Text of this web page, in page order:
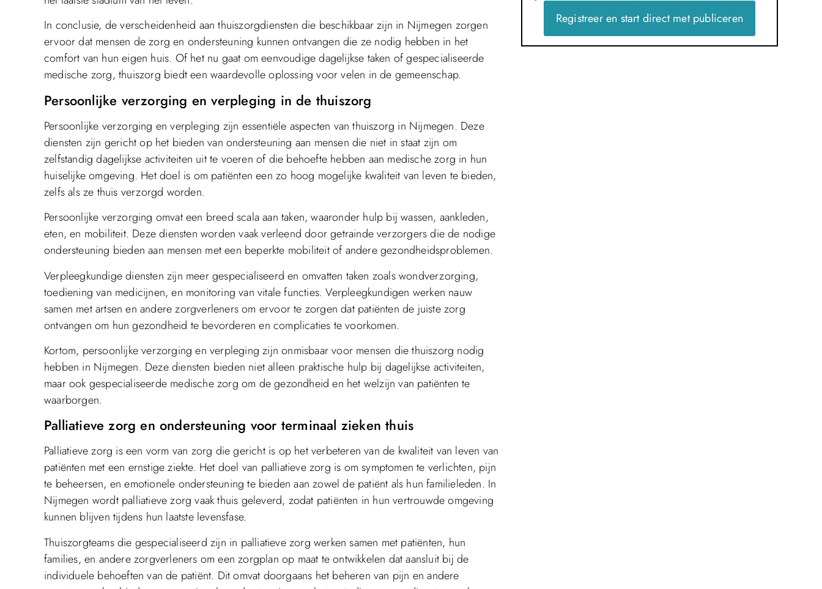
In conclusie, de verscheidenheid aan thuiszorgdiensten die beschikbaar zijn in Nijmegen zorgen
ervoor dat mensen de zorg en ondersteuning kunnen ontvangen die ze nodig hebben in het
comfort van hun eigen huis. Of het nu gaat om eenvoudige dagelijkse taken of gespecialiseerde
medische zorg, thuiszorg biedt een waardevolle oplossing voor velen in de gemeenschap.
Persoonlijke verzorging en verpleging in de thuiszorg
Persoonlijke verzorging en verpleging zijn essentiële aspecten van thuiszorg in Nijmegen. Deze
diensten zijn gericht op het bieden van ondersteuning aan mensen die niet in staat zijn om
zelfstandig dagelijkse activiteiten uit te voeren of die behoefte hebben aan medische zorg in hun
huiselijke omgeving. Het doel is om patiënten een zo hoog mogelijke kwaliteit van leven te bieden,
zelfs als ze thuis verzorgd worden.
Persoonlijke verzorging omvat een breed scala aan taken, waaronder hulp bij wassen, aankleden,
eten, en mobiliteit. Deze diensten worden vaak verleend door getrainde verzorgers die de nodige
ondersteuning bieden aan mensen met een beperkte mobiliteit of andere gezondheidsproblemen.
Verpleegkundige diensten zijn meer gespecialiseerd en omvatten taken zoals wondverzorging,
toediening van medicijnen, en monitoring van vitale functies. Verpleegkundigen werken nauw
samen met artsen en andere zorgverleners om ervoor te zorgen dat patiënten de juiste zorg
ontvangen om hun gezondheid te bevorderen en complicaties te voorkomen.
Kortom, persoonlijke verzorging en verpleging zijn onmisbaar voor mensen die thuiszorg nodig
hebben in Nijmegen. Deze diensten bieden niet alleen praktische hulp bij dagelijkse activiteiten,
maar ook gespecialiseerde medische zorg om de gezondheid en het welzijn van patiënten te
waarborgen.
Palliatieve zorg en ondersteuning voor terminaal zieken thuis
Palliatieve zorg is een vorm van zorg die gericht is op het verbeteren van de kwaliteit van leven van
patiënten met een ernstige ziekte. Het doel van palliatieve zorg is om symptomen te verlichten, pijn
te beheersen, en emotionele ondersteuning te bieden aan zowel de patiënt als hun familieleden. In
Nijmegen wordt palliatieve zorg vaak thuis geleverd, zodat patiënten in hun vertrouwde omgeving
kunnen blijven tijdens hun laatste levensfase.
Thuiszorgteams die gespecialiseerd zijn in palliatieve zorg werken samen met patiënten, hun
families, en andere zorgverleners om een zorgplan op maat te ontwikkelen dat aansluit bij de
individuele behoeften van de patiënt. Dit omvat doorgaans het beheren van pijn en andere
Registreer en start direct met publiceren